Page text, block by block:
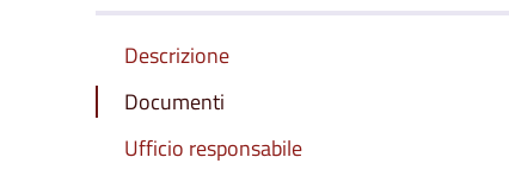
Descrizione
Documenti
Ufficio responsabile